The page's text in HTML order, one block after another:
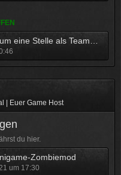
als Teammitglied auf dem MG2-Server
du hier.
Zombiemod
um 17:30